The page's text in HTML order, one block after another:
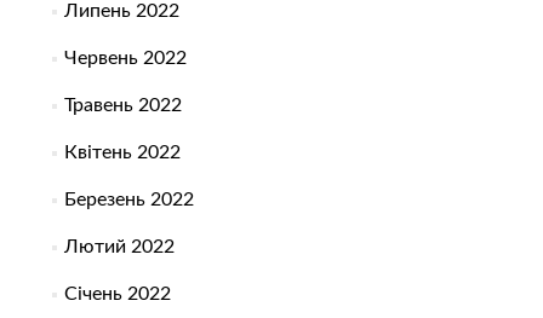
Липень 2022
Червень 2022
Травень 2022
Квітень 2022
Березень 2022
Лютий 2022
Січень 2022